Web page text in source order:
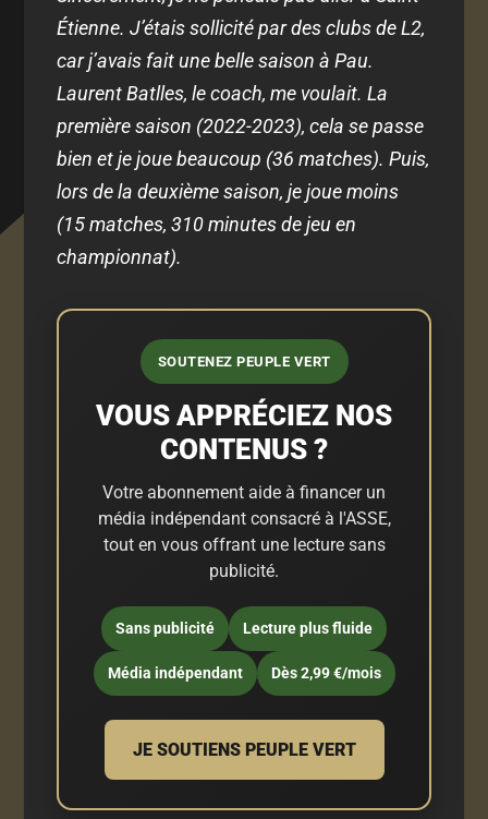
Étienne. J’étais sollicité par des clubs de L2,
car j’avais fait une belle saison à Pau.
Laurent Batlles, le coach, me voulait. La
première saison (2022-2023), cela se passe
bien et je joue beaucoup (36 matches). Puis,
lors de la deuxième saison, je joue moins
(15 matches, 310 minutes de jeu en
championnat).
SOUTENEZ PEUPLE VERT
VOUS APPRÉCIEZ NOS
CONTENUS ?
Votre abonnement aide à financer un
média indépendant consacré à l'ASSE,
tout en vous offrant une lecture sans
publicité.
Sans publicité Lecture plus fluide
Média indépendant Dès 2,99 €/mois
JE SOUTIENS PEUPLE VERT